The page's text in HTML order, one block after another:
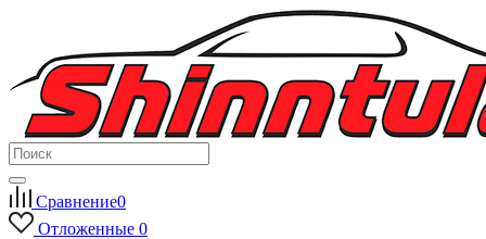
Сравнение0
Отложенные 0